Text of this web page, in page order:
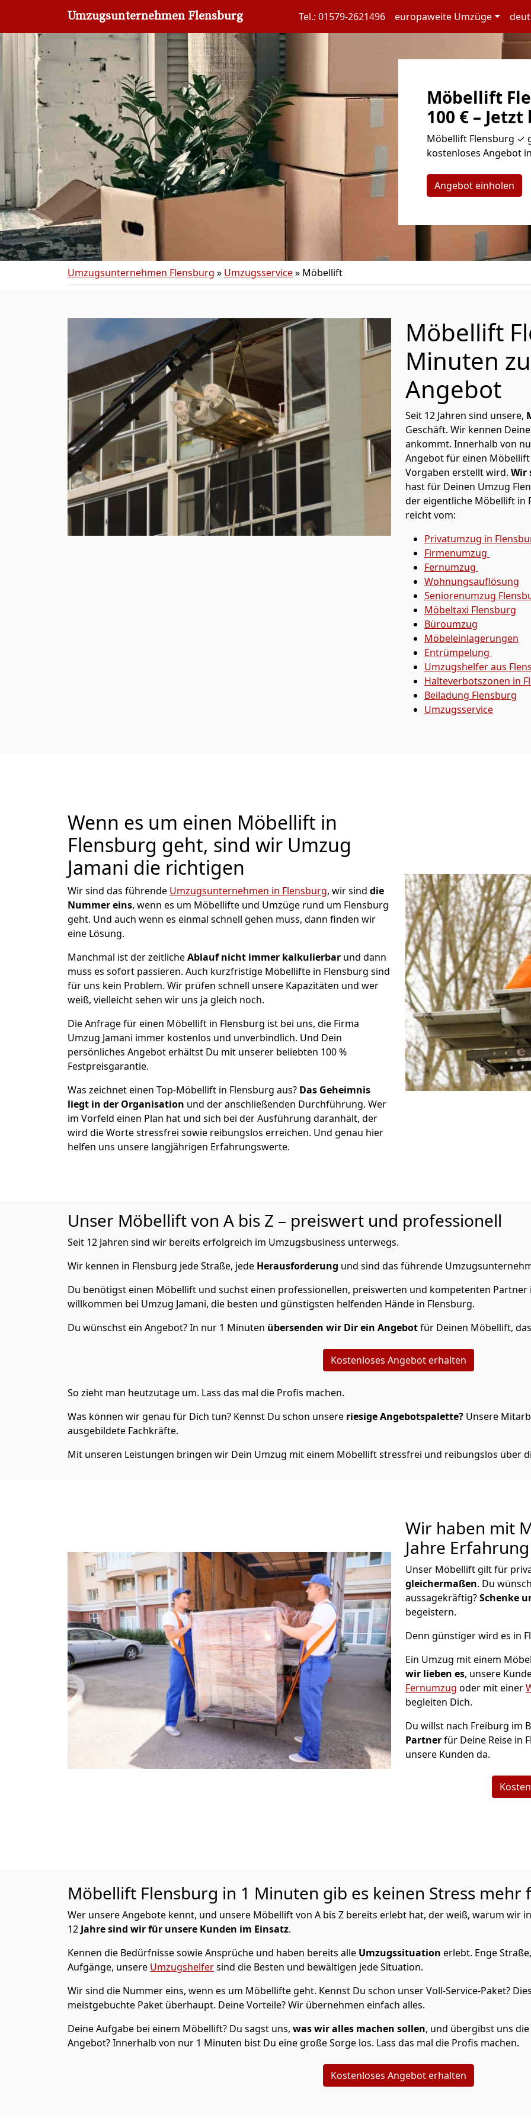
Umzugsunternehmen Flensburg Tel.: 01579-2621496 europaweite Umzüge
Möbellift
100 € –
Möbellift Flensburg ✓
kostenloses Angebot
Angebot einholen
Umzugsunternehmen Flensburg » Umzugsservice» Möbellift
Möbellift
Minuten
Angebot
Seit 12 Jahren sind unsere,
Geschäft. Wir kennen
ankommt. Innerhalb von
Angebot für einen
Vorgaben erstellt wird. Wir
hast für Deinen Umzug
der eigentliche Möbellift in
reicht vom:
Privatumzug in
Firmenumzug
Fernumzug
Wohnungsauflösung
Seniorenumzug
Möbeltaxi Flensburg
Büroumzug
Möbeleinlagerungen
Entrümpelung
Umzugshelfer aus
Halteverbotszonen in
Beiladung Flensburg
Umzugsservice
Wenn es um einen Möbellift in
Flensburg geht, sind wir Umzug
Jamani die richtigen
Wir sind das führende Umzugsunternehmen in Flensburg, wir sind die
Nummer eins, wenn es um Möbellifte und Umzüge rund um Flensburg
geht. Und auch wenn es einmal schnell gehen muss, dann finden wir
eine Lösung.
Manchmal ist der zeitlicheAblauf nicht immer kalkulierbar und dann
muss es sofort passieren. Auch kurzfristige Möbellifte in Flensburg sind
für uns kein Problem. Wir prüfen schnell unsere Kapazitäten und wer
weiß, vielleicht sehen wir uns ja gleich noch.
Die Anfrage für einen Möbellift in Flensburg ist bei uns, die Firma
Umzug Jamani immer kostenlos und unverbindlich. Und Dein
persönliches Angebot erhältst Du mit unserer beliebten 100 %
Festpreisgarantie.
Was zeichnet einen Top-Möbellift in Flensburg aus? Das Geheimnis
liegt in der Organisation und der anschließenden Durchführung. Wer
im Vorfeld einen Plan hat und sich bei der Ausführung daranhält, der
wird die Worte stressfrei sowie reibungslos erreichen. Und genau hier
helfen uns unsere langjährigen Erfahrungswerte.
Unser Möbellift von A bis Z – preiswert und professionell
Seit 12 Jahren sind wir bereits erfolgreich im Umzugsbusiness unterwegs.
Wir kennen in Flensburg jede Straße, jede Herausforderung und sind das führende
Du benötigst einen Möbellift und suchst einen professionellen, preiswerten und kompetenten Partner
willkommen bei Umzug Jamani, die besten und günstigsten helfenden Hände in Flensburg.
Du wünschst ein Angebot? In nur 1 Minuten übersenden wir Dir ein Angebotfür Deinen Möbellift,
Kostenloses Angebot erhalten
So zieht man heutzutage um. Lass das mal die Profis machen.
Was können wir genau für Dich tun? Kennst Du schon unsere riesige Angebotspalette? Unsere
ausgebildete Fachkräfte.
Mit unseren Leistungen bringen wir Dein Umzug mit einem Möbellift stressfrei und reibungslos über
Wir haben mit
Jahre Erfahrung
Unser Möbellift gilt für
gleichermaßen. Du
aussagekräftig?Schenke
begeistern.
Denn günstiger wird es in
Ein Umzug mit einem
wir lieben es, unsere
Fernumzug oder mit einer
begleiten Dich.
Du willst nach Freiburg im
Partnerfür Deine Reise in
unsere Kunden da.
Möbellift Flensburg in 1 Minuten gib es keinen Stress mehr
Wer unsere Angebote kennt, und unsere Möbellift von A bis Z bereits erlebt hat, der weiß, warum wir
12 Jahre sind wir für unsere Kunden im Einsatz.
Kennen die Bedürfnisse sowie Ansprüche und haben bereits alle Umzugssituation erlebt. Enge
Aufgänge, unsere Umzugshelfersind die Besten und bewältigen jede Situation.
Wir sind die Nummer eins, wenn es um Möbellifte geht. Kennst Du schon unser Voll-Service-Paket?
meistgebuchte Paket überhaupt. Deine Vorteile? Wir übernehmen einfach alles.
Deine Aufgabe bei einem Möbellift? Du sagst uns, was wir alles machen sollen, und übergibst uns die
Angebot? Innerhalb von nur 1 Minuten bist Du eine große Sorge los. Lass das mal die Profis machen.
Kostenloses Angebot erhalten